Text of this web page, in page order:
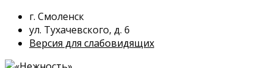
г. Смоленск
ул. Тухачевского, д. 6
Версия для слабовидящих